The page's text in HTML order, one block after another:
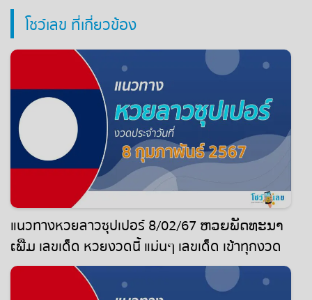
โชว์เลข ที่เกี่ยวข้อง
แนวทางหวยลาวซุปเปอร์ 8/02/67 ຫວຍພັດທະນາ
ເພີ່ມ เลขเด็ด หวยงวดนี้ แม่นๆ เลขเด็ด เข้าทุกงวด